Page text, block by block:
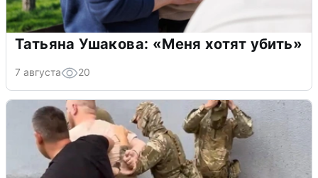
Татьяна Ушакова: «Меня хотят убить»
7 августа 20